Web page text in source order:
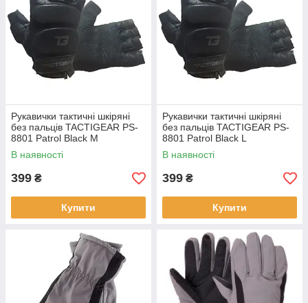
Рукавички тактичні шкіряні
без пальців TACTIGEAR PS-
8801 Patrol Black M
В наявності
399 ₴
Купити
Рукавички тактичні шкіряні
без пальців TACTIGEAR PS-
8801 Patrol Black L
В наявності
399 ₴
Купити